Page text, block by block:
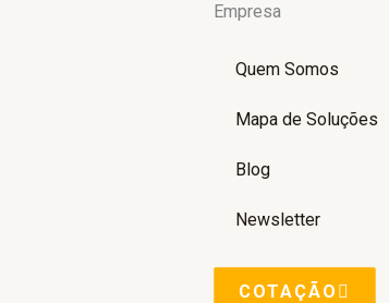
Empresa
Quem Somos
Mapa de Soluções
Blog
Newsletter
COTAÇÃO